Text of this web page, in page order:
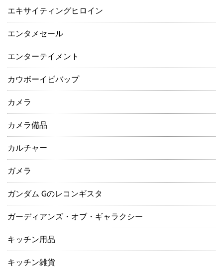
エキサイティングヒロイン
エンタメセール
エンターテイメント
カウボーイビバップ
カメラ
カメラ備品
カルチャー
ガメラ
ガンダム Gのレコンギスタ
ガーディアンズ・オブ・ギャラクシー
キッチン用品
キッチン雑貨